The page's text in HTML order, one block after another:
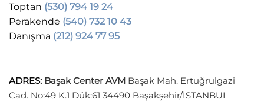
Toptan (530) 794 19 24
Perakende (540) 732 10 43
Danışma (212) 924 77 95
ADRES: Başak Center AVM Başak Mah. Ertuğrulgazi
Cad. No:49 K.1 Dük:61 34490 Başakşehir/İSTANBUL